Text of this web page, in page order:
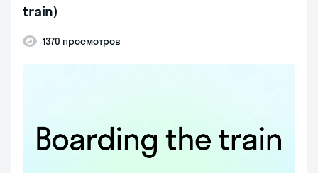
train)
1370 просмотров